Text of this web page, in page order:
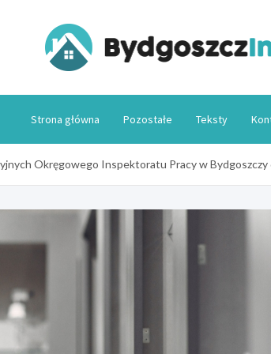
Strona główna Pozostałe Teksty
Okręgowego Inspektoratu Pracy w Bydgoszczy